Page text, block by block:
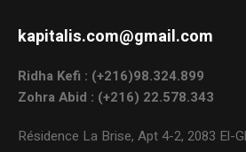
kapitalis.com@gmail.com
Ridha Kefi : (+216)98.324.899
Zohra Abid : (+216) 22.578.343
Résidence La Brise, Apt 4-2, 2083 El-